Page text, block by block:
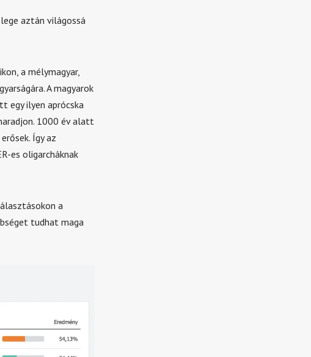
aztán világossá
a mélymagyar,
A magyarok
egy ilyen aprócska
1000 év alatt
Így az
es oligarcháknak
a
tudhat maga